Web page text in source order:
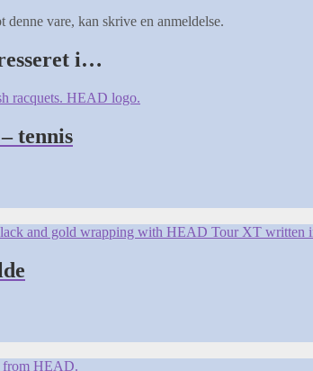
vare, kan skrive en anmeldelse.
i…
tennis